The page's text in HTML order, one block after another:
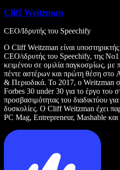
Cliff Weitzman
CEO/Ιδρυτής του Speechify
Ο Cliff Weitzman είναι
CEO/ιδρυτής του Speechify, της
κειμένου σε ομιλία παγκοσμίως, με
πέντε αστέρων και πρώτη θέση στο
& Περιοδικά. Το 2017, ο Weitzman
Forbes 30 under 30 για το έργο του
προσβασιμότητας του διαδικτύου
δυσκολίες. Ο Cliff Weitzman έχει
PC Mag, Entrepreneur, Mashable